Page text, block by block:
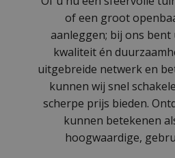
of een groot
aanleggen; bij ons bent
kwaliteit én
uitgebreide netwerk en
kunnen wij snel
scherpe prijs bieden.
kunnen betekenen
hoogwaardige,